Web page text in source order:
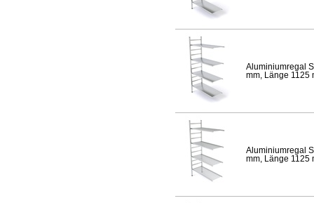
Aluminiumregal
mm, Länge 1125
Aluminiumregal
mm, Länge 1125